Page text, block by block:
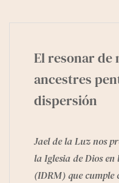
El resonar de
ancestres
dispersión
Jael de la Luz nos
la Iglesia de Dios
(IDRM) que cumple